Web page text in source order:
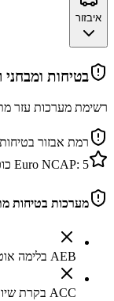
איבזור
בטיחות ומבחני
רשימת מערכות עזר
רמת אבזור
Euro NCAP: 5
מערכות בטיחות
AEB בלימה אוטונומית
ACC בקרת שיוט אדפטיבית